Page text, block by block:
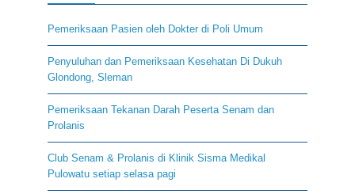
Pemeriksaan Pasien oleh Dokter di Poli Umum
Penyuluhan dan Pemeriksaan Kesehatan Di Dukuh
Glondong, Sleman
Pemeriksaan Tekanan Darah Peserta Senam dan
Prolanis
Club Senam & Prolanis di Klinik Sisma Medikal
Pulowatu setiap selasa pagi